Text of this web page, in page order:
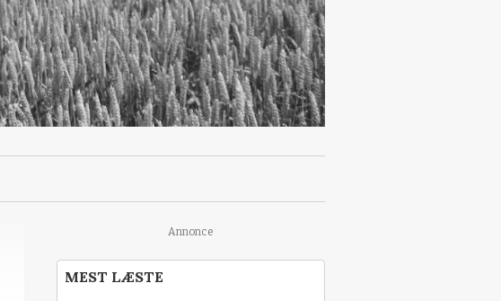
Annonce
MEST LÆSTE